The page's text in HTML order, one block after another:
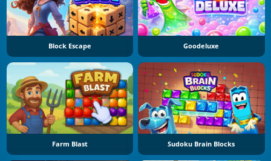
Block Escape Goodeluxe
Farm Blast Sudoku Brain Blocks